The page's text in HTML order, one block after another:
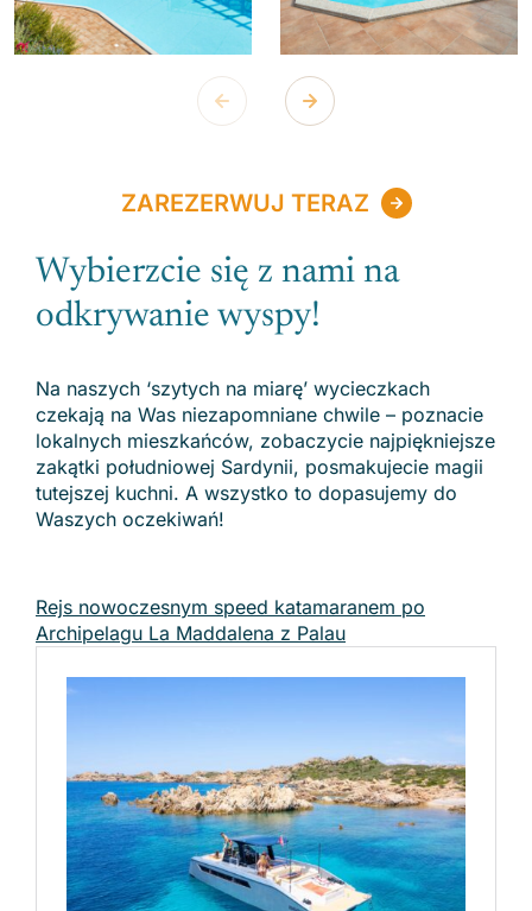
ZAREZERWUJ TERAZ
Wybierzcie się z nami na
odkrywanie wyspy!
Na naszych ‘szytych na miarę’ wycieczkach
czekają na Was niezapomniane chwile – poznacie
lokalnych mieszkańców, zobaczycie najpiękniejsze
zakątki południowej Sardynii, posmakujecie magii
tutejszej kuchni. A wszystko to dopasujemy do
Waszych oczekiwań!
Rejs nowoczesnym speed katamaranem po
Archipelagu La Maddalena z Palau